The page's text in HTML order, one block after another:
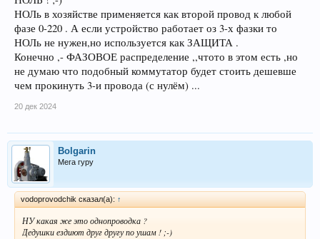
НОЛь в хозяйстве применяется как второй провод к любой
фазе 0-220 . А если устройство работает оз 3-х фазки то
НОЛь не нужен,но используется как ЗАЩИТА .
Конечно ,- ФАЗОВОЕ распределение ,,чтото в этом есть ,но
не думаю что подобный коммутатор будет стоить дешевше
чем прокинуть 3-и провода (с нулём) ...
20 дек 2024
Bolgarin
Мега гуру
vodoprovodchik сказал(а): ↑
НУ какая же это однопроводка ?
Дедушки ездиют друг другу по ушам ! ;-)